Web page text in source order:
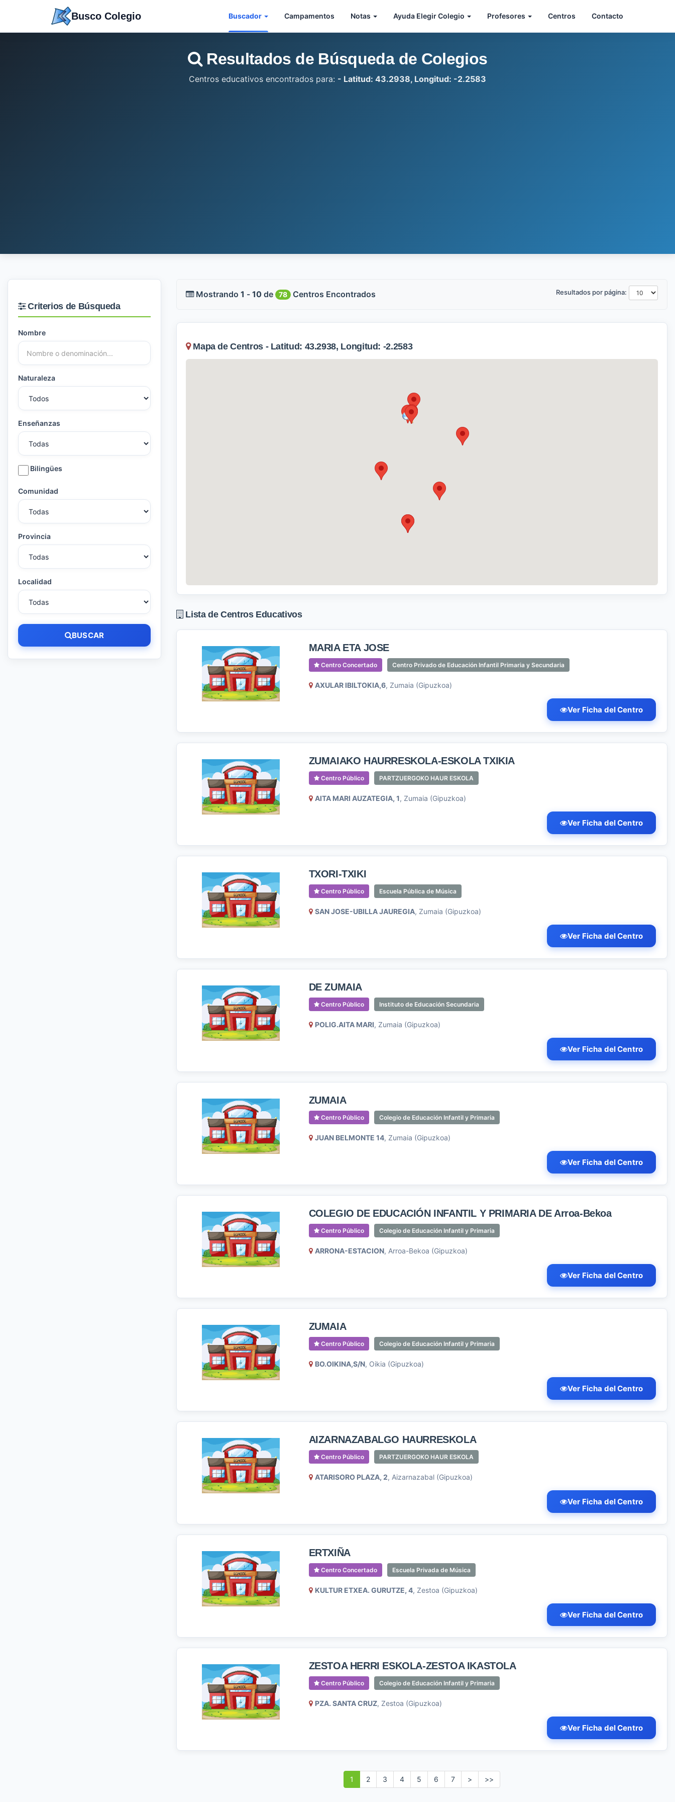
Busco Colegio Buscador Campamentos Notas Ayuda Elegir Colegio Profesores Centros Contacto
Resultados de Búsqueda de Colegios
Centros educativos encontrados para: - Latitud: 43.2938, Longitud: -2.2583
Criterios de Búsqueda
Nombre
Naturaleza
Enseñanzas
Bilingües
Comunidad
Provincia
Localidad
BUSCAR
Mostrando 1 - 10 de 78 Centros Encontrados Resultados por página:
Mapa de Centros - Latitud: 43.2938, Longitud: -2.2583
Lista de Centros Educativos
MARIA ETA JOSE
Centro Concertado Centro Privado de Educación Infantil Primaria y Secundaria
AXULAR IBILTOKIA,6, Zumaia (Gipuzkoa)
Ver Ficha del Centro
ZUMAIAKO HAURRESKOLA-ESKOLA TXIKIA
Centro Público PARTZUERGOKO HAUR ESKOLA
AITA MARI AUZATEGIA, 1, Zumaia (Gipuzkoa)
Ver Ficha del Centro
TXORI-TXIKI
Centro Público Escuela Pública de Música
SAN JOSE-UBILLA JAUREGIA, Zumaia (Gipuzkoa)
Ver Ficha del Centro
DE ZUMAIA
Centro Público Instituto de Educación Secundaria
POLIG.AITA MARI, Zumaia (Gipuzkoa)
Ver Ficha del Centro
ZUMAIA
Centro Público Colegio de Educación Infantil y Primaria
JUAN BELMONTE 14, Zumaia (Gipuzkoa)
Ver Ficha del Centro
COLEGIO DE EDUCACIÓN INFANTIL Y PRIMARIA DE Arroa-Bekoa
Centro Público Colegio de Educación Infantil y Primaria
ARRONA-ESTACION, Arroa-Bekoa (Gipuzkoa)
Ver Ficha del Centro
ZUMAIA
Centro Público Colegio de Educación Infantil y Primaria
BO.OIKINA,S/N, Oikia (Gipuzkoa)
Ver Ficha del Centro
AIZARNAZABALGO HAURRESKOLA
Centro Público PARTZUERGOKO HAUR ESKOLA
ATARISORO PLAZA, 2, Aizarnazabal (Gipuzkoa)
Ver Ficha del Centro
ERTXIÑA
Centro Concertado Escuela Privada de Música
KULTUR ETXEA. GURUTZE, 4, Zestoa (Gipuzkoa)
Ver Ficha del Centro
ZESTOA HERRI ESKOLA-ZESTOA IKASTOLA
Centro Público Colegio de Educación Infantil y Primaria
PZA. SANTA CRUZ, Zestoa (Gipuzkoa)
Ver Ficha del Centro
1 2 3 4 5 6 7 > >>